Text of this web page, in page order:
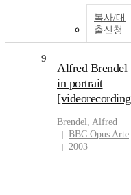
복사/대
출신청
9
Alfred Brendel
in portrait
Brendel, Alfred
BBC Opus Arte
2003